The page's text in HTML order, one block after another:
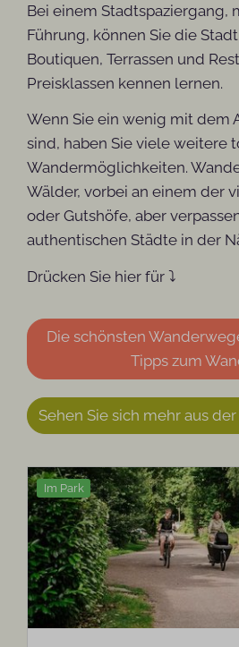
Bei einem Stadtspaziergang,
Führung, können Sie die
Boutiquen, Terrassen und
Preisklassen kennen lernen.
Wenn Sie ein wenig mit dem
sind, haben Sie viele weitere
Wandermöglichkeiten.
Wälder, vorbei an einem der
oder Gutshöfe, aber
authentischen Städte in der
Drücken Sie hier für ⤵
Die schönsten
Tipps zum
Sehen Sie sich mehr aus
Im Park